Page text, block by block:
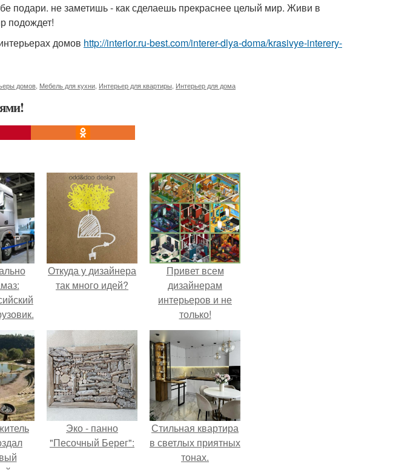
подари. не заметишь - как сделаешь прекраснее целый мир. Живи в
подождет!
домов http://interior.ru-best.com/interer-dlya-doma/krasivye-interery-
домов Мебель для кухни Интерьер для квартиры Интерьер для дома
Откуда у дизайнера
так много идей?
Привет всем
дизайнерам
интерьеров и не
только!
Эко - панно
"Песочный Берег":
Стильная квартира
в светлых приятных
тонах.